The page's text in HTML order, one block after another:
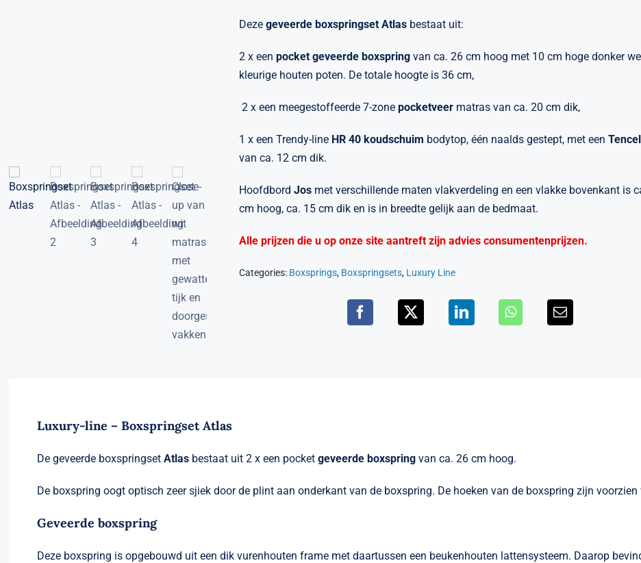
Dezegeveerde boxspringset Atlas bestaat uit:
2 x eenpocket geveerde boxspring van ca. 26 cm hoog met 10 cm hoge donker
kleurige houten poten. De totale hoogte is 36 cm,
2 x een meegestoffeerde 7-zonepocketveer matras van ca. 20 cm dik,
1 x een Trendy-line HR 40 koudschuim bodytop, één naalds gestept, met eenTencel
van ca. 12 cm dik.
HoofdbordJos met verschillende maten vlakverdeling en een vlakke bovenkant is
cm hoog, ca. 15 cm dik en is in breedte gelijk aan de bedmaat.
Alle prijzen die u op onze site aantreft zijn advies consumentenprijzen.
Categories: Boxsprings, Boxspringsets, Luxury Line
Luxury-line – Boxspringset Atlas
De geveerde boxspringsetAtlas bestaat uit 2 x een pocketgeveerde boxspring van ca. 26 cm hoog.
De boxspring oogt optisch zeer sjiek door de plint aan onderkant van de boxspring. De hoeken van de boxspring zijn
Geveerde boxspring
Deze boxspring is opgebouwd uit een dik vurenhouten frame met daartussen een beukenhouten lattensysteem. Daarop